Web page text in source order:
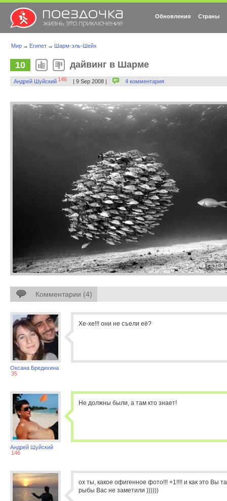
Обновления Страны
Мир → Египет → Шарм-эль-Шейх
10 дайвинг в Шарме
Андрей Шуйский 146 | 9 Sep 2008 | 4 комментария
Комментарии (4)
Оксана Бредихина
35
Хе-хе!!! они не съели её?
Андрей Шуйский
146
Не должны были, а там кто знает!
ох ты, какое офигенное фото!!! +1!!!! и как это Вы
рыбы Вас не заметили ))))))